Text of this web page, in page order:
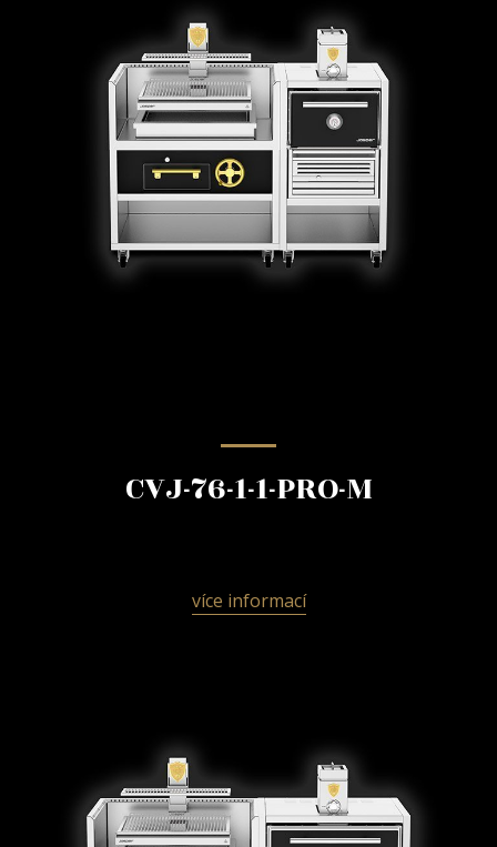
CVJ-76-1-1-PRO-M
více informací